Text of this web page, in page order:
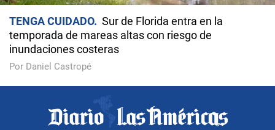
TENGA CUIDADO
Sur de Florida entra en la
temporada de mareas altas con riesgo de
inundaciones costeras
Por Daniel Castropé